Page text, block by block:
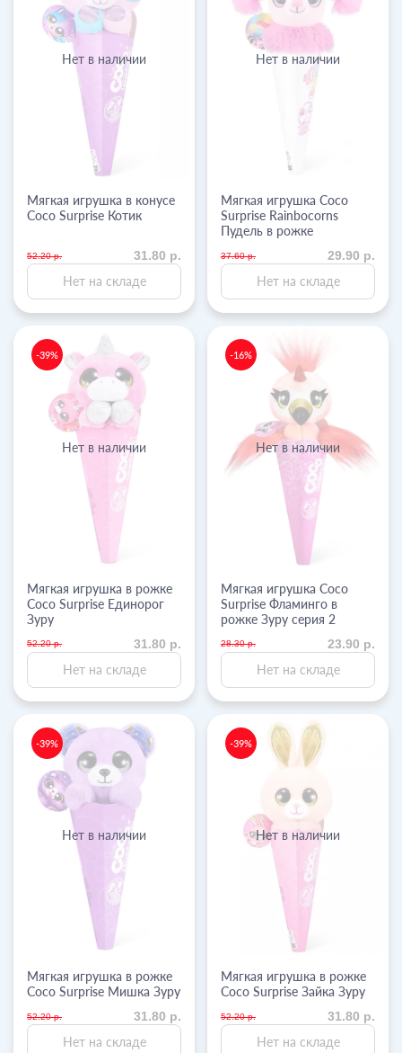
Нет в наличии
Мягкая игрушка в конусе
Coco Surprise Котик
52.20 р. 31.80 р.
Нет на складе
Нет в наличии
Мягкая игрушка Coco
Surprise Rainbocorns
Пудель в рожке
37.60 р. 29.90 р.
Нет на складе
Нет в наличии
-39%
Мягкая игрушка в рожке
Coco Surprise Единорог
Зуру
52.20 р. 31.80 р.
Нет на складе
Нет в наличии
-16%
Мягкая игрушка Coco
Surprise Фламинго в
рожке Зуру серия 2
28.30 р. 23.90 р.
Нет на складе
Нет в наличии
-39%
Мягкая игрушка в рожке
Coco Surprise Мишка Зуру
52.20 р. 31.80 р.
Нет на складе
Нет в наличии
-39%
Мягкая игрушка в рожке
Coco Surprise Зайка Зуру
52.20 р. 31.80 р.
Нет на складе